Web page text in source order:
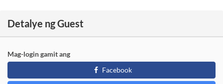
Detalye ng Guest
Mag-login gamit ang
Facebook